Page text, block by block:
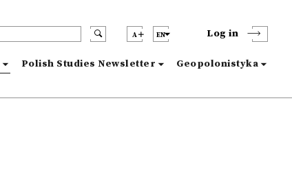
A EN Log in
Polish Studies Newsletter Geopolonistyka